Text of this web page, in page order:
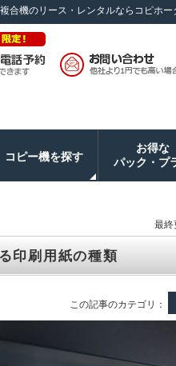
合機のリース・レンタルならコピホー
コピー機を探す
お得な
パック・プ
最終
印刷用紙の種類
この記事のカテゴリ：